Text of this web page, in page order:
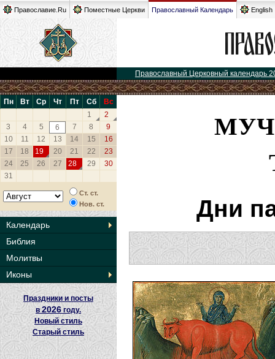
Православие.Ru Поместные Церкви Православный Календарь English
Православный Церковный календарь
Пн Вт Ср Чт Пт Сб
Вс
1
2
3
4 5 6 7 8
9
10
11 12 13 14 15
16
17
18 19 20 21 22
23
24
25 26 27 28 29
30
31
Ст. ст.
Нов. ст.
Календарь
Библия
Молитвы
Иконы
Праздники и посты
в2026 году.
Новый стиль
Старый стиль
Дни